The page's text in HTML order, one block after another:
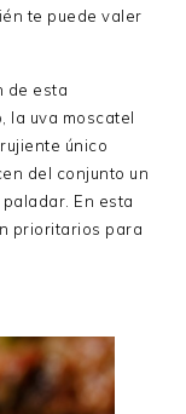
te puede valer
de esta
la uva moscatel
único
del conjunto un
En esta
prioritarios para